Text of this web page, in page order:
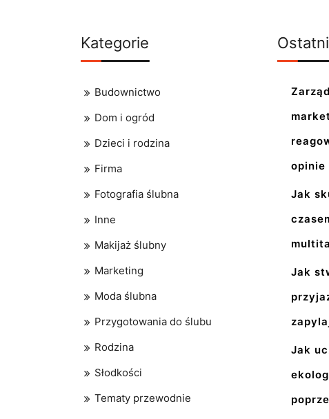
Kategorie
Budownictwo
Dom i ogród
Dzieci i rodzina
Firma
Fotografia ślubna
Inne
Makijaż ślubny
Marketing
Moda ślubna
Przygotowania do ślubu
Rodzina
Słodkości
Tematy przewodnie
opinie
Jak
Jak
Jak